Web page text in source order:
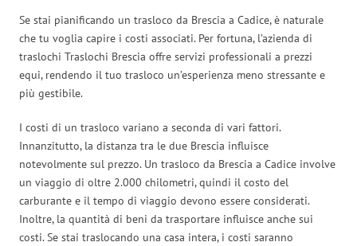
Se stai pianificando un trasloco da Brescia a Cadice, è naturale
che tu voglia capire i costi associati. Per fortuna, l’azienda di
traslochi Traslochi Brescia offre servizi professionali a prezzi
equi, rendendo il tuo trasloco un’esperienza meno stressante e
più gestibile.
I costi di un trasloco variano a seconda di vari fattori.
Innanzitutto, la distanza tra le due Brescia influisce
notevolmente sul prezzo. Un trasloco da Brescia a Cadice involve
un viaggio di oltre 2.000 chilometri, quindi il costo del
carburante e il tempo di viaggio devono essere considerati.
Inoltre, la quantità di beni da trasportare influisce anche sui
costi. Se stai traslocando una casa intera, i costi saranno